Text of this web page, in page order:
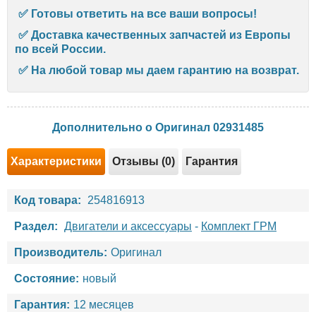
✅ Готовы ответить на все ваши вопросы!
✅ Доставка качественных запчастей из Европы
по всей России.
✅ На любой товар мы даем гарантию на возврат.
Дополнительно о Оригинал 02931485
Характеристики Отзывы (0) Гарантия
Код товара: 254816913
Раздел: Двигатели и аксессуары - Комплект ГРМ
Производитель: Оригинал
Состояние: новый
Гарантия: 12 месяцев